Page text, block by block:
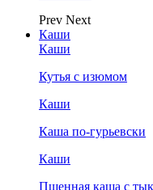
Prev Next
Каши
Каши
Кутья с изюмом
Каши
Каша по-гурьевски
Каши
Пшенная каша с